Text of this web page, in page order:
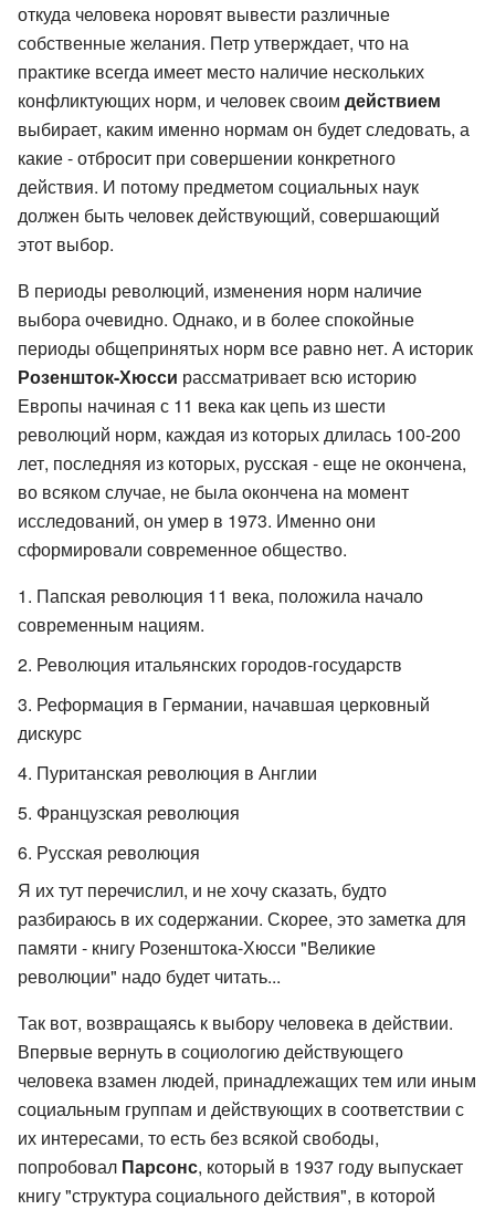
откуда человека норовят вывести различные
собственные желания. Петр утверждает, что на
практике всегда имеет место наличие нескольких
конфликтующих норм, и человек своим действием
выбирает, каким именно нормам он будет следовать, а
какие - отбросит при совершении конкретного
действия. И потому предметом социальных наук
должен быть человек действующий, совершающий
этот выбор.
В периоды революций, изменения норм наличие
выбора очевидно. Однако, и в более спокойные
периоды общепринятых норм все равно нет. А историк
Розеншток-Хюсси рассматривает всю историю
Европы начиная с 11 века как цепь из шести
революций норм, каждая из которых длилась 100-200
лет, последняя из которых, русская - еще не окончена,
во всяком случае, не была окончена на момент
исследований, он умер в 1973. Именно они
сформировали современное общество.
Папская революция 11 века, положила начало
современным нациям.
Революция итальянских городов-государств
Реформация в Германии, начавшая церковный
дискурс
Пуританская революция в Англии
Французская революция
Русская революция
Я их тут перечислил, и не хочу сказать, будто
разбираюсь в их содержании. Скорее, это заметка для
памяти - книгу Розенштока-Хюсси "Великие
революции" надо будет читать...
Так вот, возвращаясь к выбору человека в действии.
Впервые вернуть в социологию действующего
человека взамен людей, принадлежащих тем или иным
социальным группам и действующих в соответствии с
их интересами, то есть без всякой свободы,
попробовал Парсонс, который в 1937 году выпускает
книгу "структура социального действия", в которой